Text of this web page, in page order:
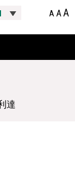
A AA
達